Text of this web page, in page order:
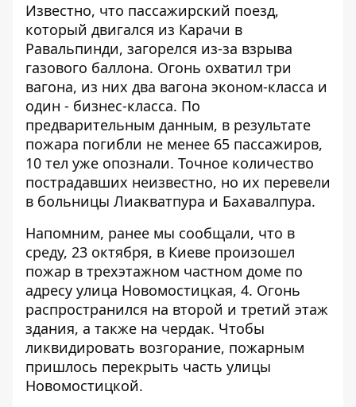
Известно, что пассажирский поезд,
который двигался из Карачи в
Равальпинди, загорелся из-за взрыва
газового баллона. Огонь охватил три
вагона, из них два вагона эконом-класса и
один - бизнес-класса. По
предварительным данным, в результате
пожара погибли не менее 65 пассажиров,
10 тел уже опознали. Точное количество
пострадавших неизвестно, но их перевели
в больницы Лиакватпура и Бахавалпура.
Напомним, ранее мы сообщали, что в
среду, 23 октября, в Киеве произошел
пожар в трехэтажном частном доме по
адресу улица Новомостицкая, 4. Огонь
распространился на второй и третий этаж
здания, а также на чердак. Чтобы
ликвидировать возгорание, пожарным
пришлось перекрыть часть улицы
Новомостицкой.